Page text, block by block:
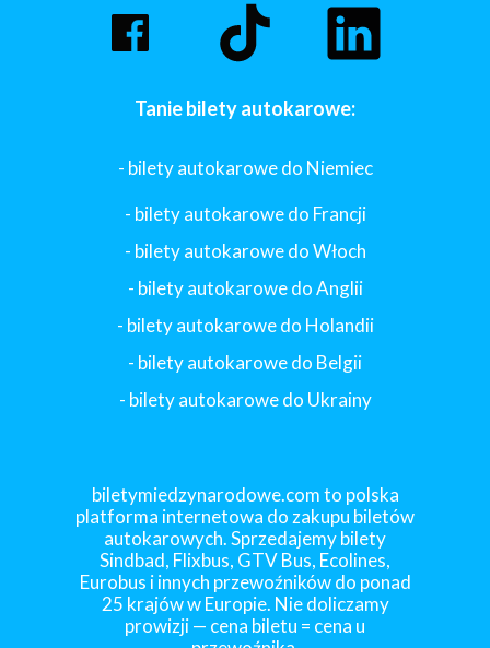
biletymiedzynarodowe.com to polska
platforma internetowa do zakupu biletów
autokarowych. Sprzedajemy bilety
Sindbad, Flixbus, GTV Bus, Ecolines,
Eurobus i innych przewoźników do ponad
25 krajów w Europie. Nie doliczamy
prowizji — cena biletu = cena u
Tanie bilety autokarowe:
- bilety autokarowe do Niemiec
- bilety autokarowe do Francji
- bilety autokarowe do Włoch
- bilety autokarowe do Anglii
- bilety autokarowe do Holandii
- bilety autokarowe do Belgii
- bilety autokarowe do Ukrainy